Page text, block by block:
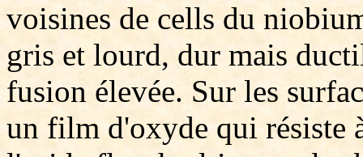
voisines de cells du
gris et lourd, dur mais
fusion élevée. Sur les
un film d'oxyde qui résiste